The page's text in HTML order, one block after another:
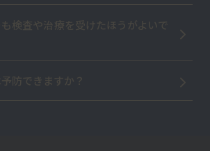
検査や治療を受けたほうがよいで
防できますか？